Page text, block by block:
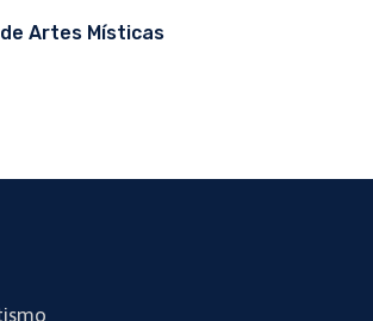
Artes Místicas